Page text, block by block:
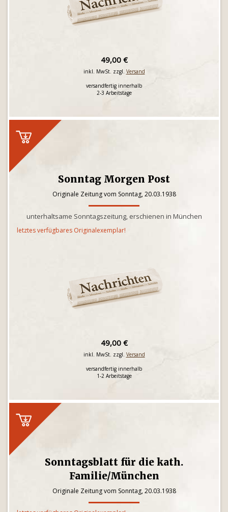
49,00 €
inkl. MwSt. zzgl. Versand
versandfertig innerhalb
2-3 Arbeitstage
Sonntag Morgen Post
Originale Zeitung vom Sonntag, 20.03.1938
unterhaltsame Sonntagszeitung, erschienen in München
letztes verfügbares Originalexemplar!
49,00 €
inkl. MwSt. zzgl. Versand
versandfertig innerhalb
1-2 Arbeitstage
Sonntagsblatt für die kath.
Familie/München
Originale Zeitung vom Sonntag, 20.03.1938